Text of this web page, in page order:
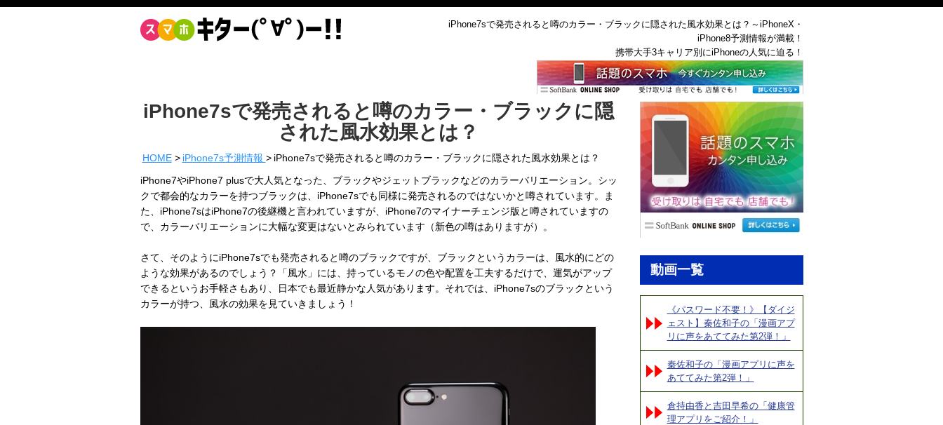
iPhone7sで発売されると噂のカラー・ブラックに隠された風水効果とは？～iPhoneX・
iPhone8予測情報が満載！
携帯大手3キャリア別にiPhoneの人気に迫る！
iPhone7sで発売されると噂のカラー・ブラックに隠
された風水効果とは？
HOME iPhone7s予測情報
iPhone7sで発売されると噂のカラー・ブラックに隠された風水効果とは？
iPhone7やiPhone7 plusで大人気となった、ブラックやジェットブラックなどのカラーバリエーション。シッ
クで都会的なカラーを持つブラックは、iPhone7sでも同様に発売されるのではないかと噂されています。ま
た、iPhone7sはiPhone7の後継機と言われていますが、iPhone7のマイナーチェンジ版と噂されていますの
で、カラーバリエーションに大幅な変更はないとみられています（新色の噂はありますが）。
さて、そのようにiPhone7sでも発売されると噂のブラックですが、ブラックというカラーは、風水的にどの
ような効果があるのでしょう？「風水」には、持っているモノの色や配置を工夫するだけで、運気がアップ
できるというお手軽さもあり、日本でも最近静かな人気があります。それでは、iPhone7sのブラックという
カラーが持つ、風水の効果を見ていきましょう！
動画一覧
《パスワード不要！》【ダイジ
ェスト】秦佐和子の「漫画アプ
リに声をあててみた第2弾！」
秦佐和子の「漫画アプリに声を
あててみた第2弾！」
倉持由香と吉田早希の「健康管
理アプリをご紹介！」